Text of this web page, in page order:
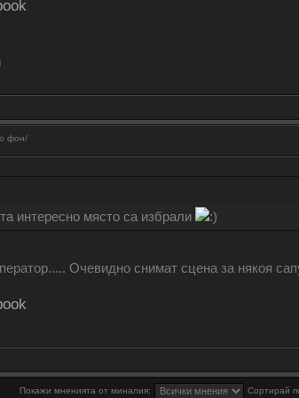
фон/
интересно място са избрали
Очевидно снимат сцена за някоя
Покажи мненията от миналия: Сортирай